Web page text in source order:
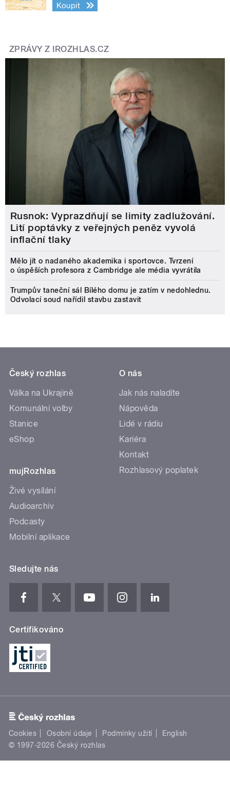
Koupit
ZPRÁVY Z IROZHLAS.CZ
Rusnok: Vyprazdňují se limity zadlužování.
Lití poptávky z veřejných peněz vyvolá
inflační tlaky
Mělo jít o nadaného akademika i sportovce. Tvrzení
o úspěších profesora z Cambridge ale média vyvrátila
Trumpův taneční sál Bílého domu je zatím v nedohlednu.
Odvolací soud nařídil stavbu zastavit
Český rozhlas
Válka na Ukrajině
Komunální volby
Stanice
eShop
mujRozhlas
Živé vysílání
Audioarchiv
Podcasty
Mobilní aplikace
O nás
Jak nás naladíte
Nápověda
Lidé v rádiu
Kariéra
Kontakt
Rozhlasový poplatek
Sledujte nás
Certifikováno
Cookies Osobní údaje Podmínky užití
English
© 1997-2026 Český rozhlas